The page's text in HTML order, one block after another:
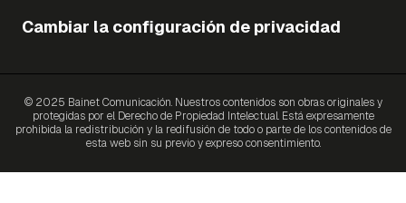
Cambiar la configuración de privacidad
© 2025 Bainet Comunicación. Nuestros contenidos son obras originales y
protegidas por el Derecho de Propiedad Intelectual. Está expresamente
prohibida la redistribución y la redifusión de todo o parte de los contenidos de
esta web sin su previo y expreso consentimiento.